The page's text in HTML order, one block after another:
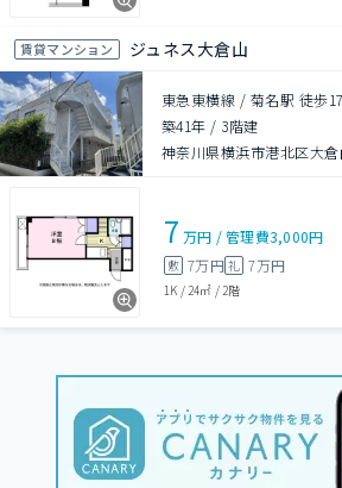
賃貸マンション ジュネス大倉山
東急東横線 / 菊名駅 徒歩
築41年 / 3階建
神奈川県横浜市港北区大
7 万円 /管理費3,000円
敷 7万円礼 7万円
1K / 24㎡ / 2階